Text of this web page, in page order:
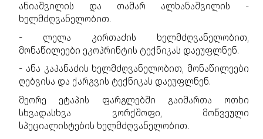
ანიაშვილის და თამარ ალხანაშვილის -
ხელმძღვანელობით.
- ლელა კირთაძის ხელმძღვანელობით,
მონაწილეები ეკოპრინტის ტექნიკას დაეუფლნენ.
- ანა კაპანაძის ხელმძღვანელობით, მონაწილეები
ღებვისა და ქარგვის ტექნიკას დაეუფლნენ.
მეორე ეტაპის ფარგლებში გაიმართა ოთხი
სხვადასხვა ვორქშოფი, მოწვეული
სპეციალისტების ხელმძღვანელობით.